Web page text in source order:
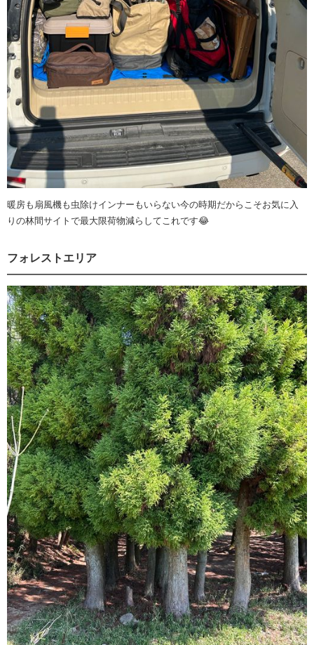
暖房も扇風機も虫除けインナーもいらない今の時期だからこそお気に入
りの林間サイトで最大限荷物減らしてこれです😂
フォレストエリア